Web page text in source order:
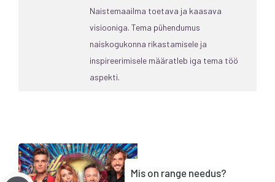
Naistemaailma toetava ja kaasava
visiooniga. Tema pühendumus
naiskogukonna rikastamisele ja
inspireerimisele määratleb iga tema töö
aspekti.
Mis on range needus?